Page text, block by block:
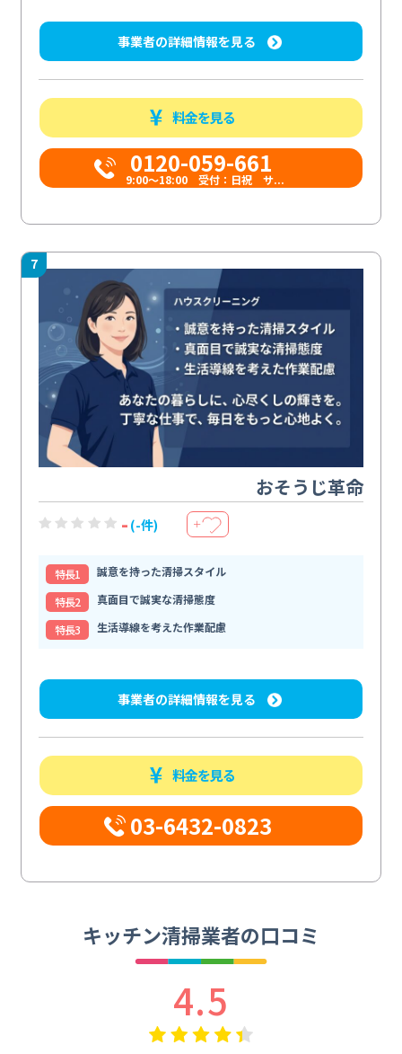
事業者の詳細情報を見る
料金を見る
0120-059-661
9:00〜18:00 受付：日祝 サ...
7
おそうじ革命
- (-件) ＋
特⻑1
誠意を持った清掃スタイル
特⻑2
真面目で誠実な清掃態度
特⻑3
生活導線を考えた作業配慮
事業者の詳細情報を見る
料金を見る
03-6432-0823
キッチン清掃業者の口コミ
4.5